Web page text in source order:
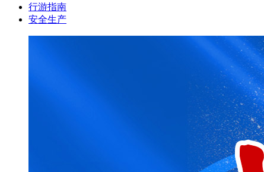
行游指南
安全生产